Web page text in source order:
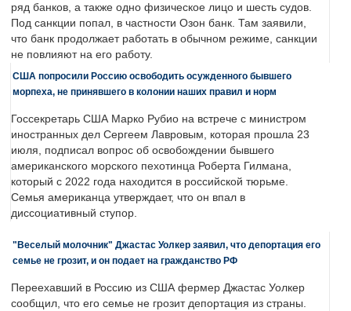
ряд банков, а также одно физическое лицо и шесть судов.
Под санкции попал, в частности Озон банк. Там заявили,
что банк продолжает работать в обычном режиме, санкции
не повлияют на его работу.
США попросили Россию освободить осужденного бывшего
морпеха, не принявшего в колонии наших правил и норм
Госсекретарь США Марко Рубио на встрече с министром
иностранных дел Сергеем Лавровым, которая прошла 23
июля, подписал вопрос об освобождении бывшего
американского морского пехотинца Роберта Гилмана,
который с 2022 года находится в российской тюрьме.
Семья американца утверждает, что он впал в
диссоциативный ступор.
"Веселый молочник" Джастас Уолкер заявил, что депортация его
семье не грозит, и он подает на гражданство РФ
Переехавший в Россию из США фермер Джастас Уолкер
сообщил, что его семье не грозит депортация из страны.